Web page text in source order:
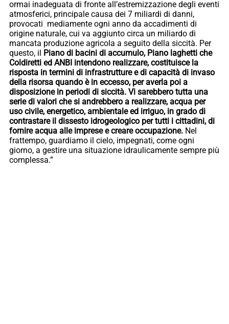
ormai inadeguata di fronte all’estremizzazione degli eventi
atmosferici, principale causa dei 7 miliardi di danni,
provocati mediamente ogni anno da accadimenti di
origine naturale, cui va aggiunto circa un miliardo di
mancata produzione agricola a seguito della siccità. Per
questo, il
Piano di bacini di accumulo, Piano laghetti che
Coldiretti ed ANBI intendono realizzare, costituisce la
risposta in termini di infrastrutture e di capacità di invaso
della risorsa quando è in eccesso, per averla poi a
disposizione in periodi di siccità. Vi sarebbero tutta una
serie di valori che si andrebbero a realizzare, acqua per
uso civile, energetico, ambientale ed irriguo, in grado di
contrastare il dissesto idrogeologico per tutti i cittadini, di
fornire acqua alle imprese e creare occupazione. Nel
frattempo, guardiamo il cielo, impegnati, come ogni
giorno, a gestire una situazione idraulicamente sempre più
complessa.”